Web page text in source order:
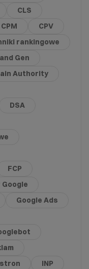
CLS
CPM
CPV
rankingowe
Gen
Authority
DSA
FCP
Google Ads
INP